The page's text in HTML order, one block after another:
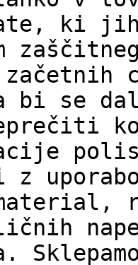
ki
bi se